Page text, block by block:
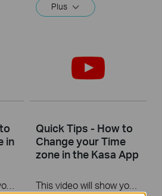
Plus
in
This video will show you how to create a schedule for the device in the Kasa App.
Quick Tips - How to
Change your Time
zone in the Kasa App
This video will show you how to set your time zone in the Kasa App.